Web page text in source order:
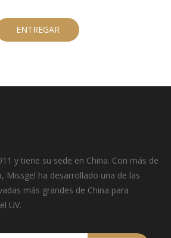
ENTREGAR
y tiene su sede en China. Con más de
Missgel ha desarrollado una de las
más grandes de China para
UV.